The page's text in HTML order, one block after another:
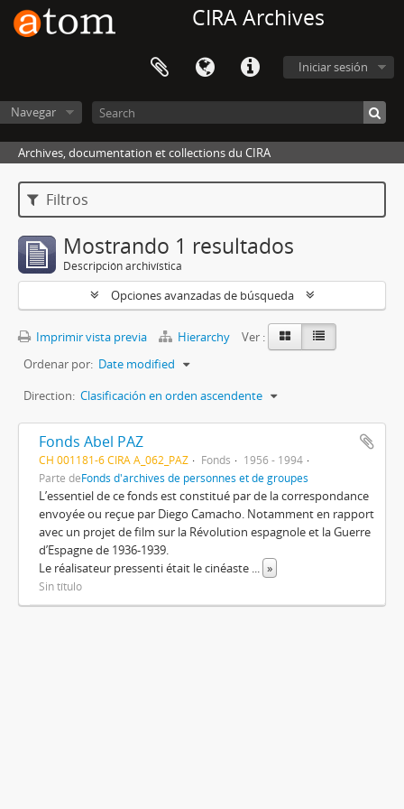
CIRA Archives
Iniciar sesión
Navegar
Archives, documentation et collections du CIRA
Filtros
Mostrando 1 resultados
Descripción archivística
Opciones avanzadas de búsqueda
Imprimir vista previa Hierarchy
Ver :
Ordenar por: Date modified
Direction: Clasificación en orden ascendente
Fonds Abel PAZ
CH 001181-6 CIRA A_062_PAZ Fonds
1956 - 1994
Parte deFonds d'archives de personnes et de groupes
L’essentiel de ce fonds est constitué par de la correspondance
envoyée ou reçue par Diego Camacho. Notamment en rapport
avec un projet de film sur la Révolution espagnole et la Guerre
d’Espagne de 1936-1939.
Le réalisateur pressenti était le cinéaste ... »
Sin título